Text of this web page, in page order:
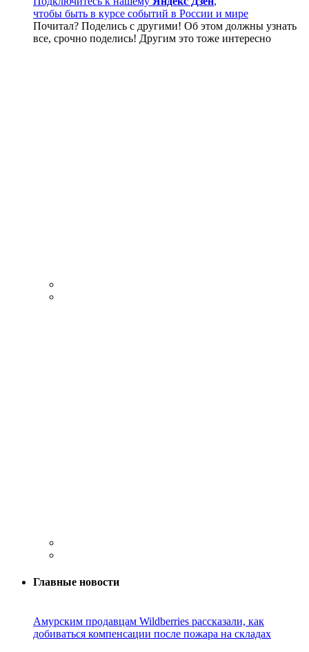
чтобы быть в курсе событий в России и мире
Почитал? Поделись с другими! Об этом должны узнать
все, срочно поделись! Другим это тоже интересно
Главные новости
Амурским продавцам Wildberries рассказали, как
добиваться компенсации после пожара на складах